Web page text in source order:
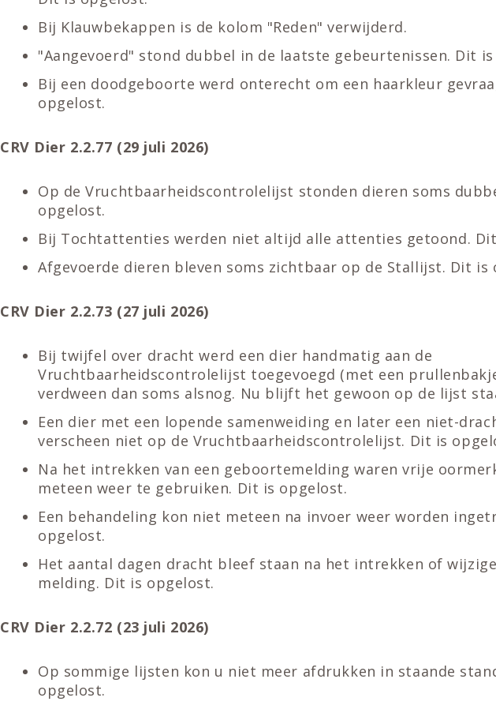
Bij Klauwbekappen is de kolom "Reden" verwijderd.
"Aangevoerd" stond dubbel in de laatste gebeurtenissen. Dit
Bij een doodgeboorte werd onterecht om een haarkleur
opgelost.
CRV Dier 2.2.77 (29 juli 2026)
Op de Vruchtbaarheidscontrolelijst stonden dieren soms
opgelost.
Bij Tochtattenties werden niet altijd alle attenties getoond.
Afgevoerde dieren bleven soms zichtbaar op de Stallijst. Dit is
CRV Dier 2.2.73 (27 juli 2026)
Bij twijfel over dracht werd een dier handmatig aan de
Vruchtbaarheidscontrolelijst toegevoegd (met een
verdween dan soms alsnog. Nu blijft het gewoon op de lijst
Een dier met een lopende samenweiding en later een niet-
verscheen niet op de Vruchtbaarheidscontrolelijst. Dit is
Na het intrekken van een geboortemelding waren vrije
meteen weer te gebruiken. Dit is opgelost.
Een behandeling kon niet meteen na invoer weer worden
opgelost.
Het aantal dagen dracht bleef staan na het intrekken of
melding. Dit is opgelost.
CRV Dier 2.2.72 (23 juli 2026)
Op sommige lijsten kon u niet meer afdrukken in staande
opgelost.